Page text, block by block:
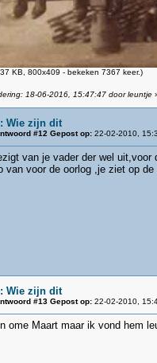
KB, 800x409 - bekeken 7367 keer.)
18-06-2016, 15:47:47 door leuntje
Wie zijn dit
#12 Gepost op:22-02-2010,
van je vader der wel
van voor de oorlog ,je ziet op
Wie zijn dit
#13 Gepost op:22-02-2010,
ome Maart maar ik vond hem